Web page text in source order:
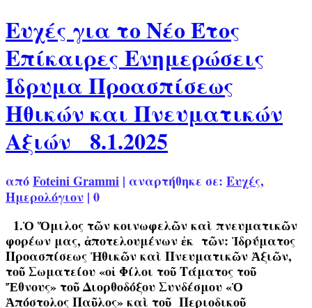
Ευχές για το Νέο Έτος
Επίκαιρες Ενημερώσεις
Ίδρυμα Προασπίσεως
Ηθικών και Πνευματικών
Αξιών 8.1.2025
απόFoteini Grammi | αναρτήθηκε σε: Ευχές,
Ημερολόγιον | 0
1.Ὁ Ὅμιλος τῶν κοινωφελῶν καὶ πνευματικῶν
φορέων μας, ἀποτελουμένων ἐκ τῶν: Ἱδρύματος
Προασπίσεως Ἠθικῶν καὶ Πνευματικῶν Ἀξιῶν,
τοῦ Σωματείου «οἱ Φίλοι τοῦ Τάματος τοῦ
Ἔθνους» τοῦ Διορθοδόξου Συνδέσμου «Ὁ
Ἀπόστολος Παῦλος» καὶ τοῦ Περιοδικοῦ